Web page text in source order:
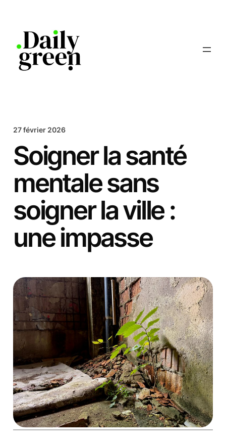
27 février 2026
Soigner la santé
mentale sans
soigner la ville :
une impasse